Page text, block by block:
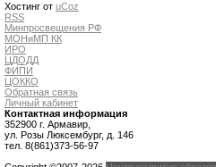
Хостинг от uCoz
RSS
Минпросвещения РФ
МОНиМП КК
ИРО
ЦДОДД
ФИПИ
ЦОККО
Обратная связь
Личный кабинет
Контактная информация
352900 г. Армавир,
ул. Розы Люксембург, д. 146
тел. 8(861)373-56-97